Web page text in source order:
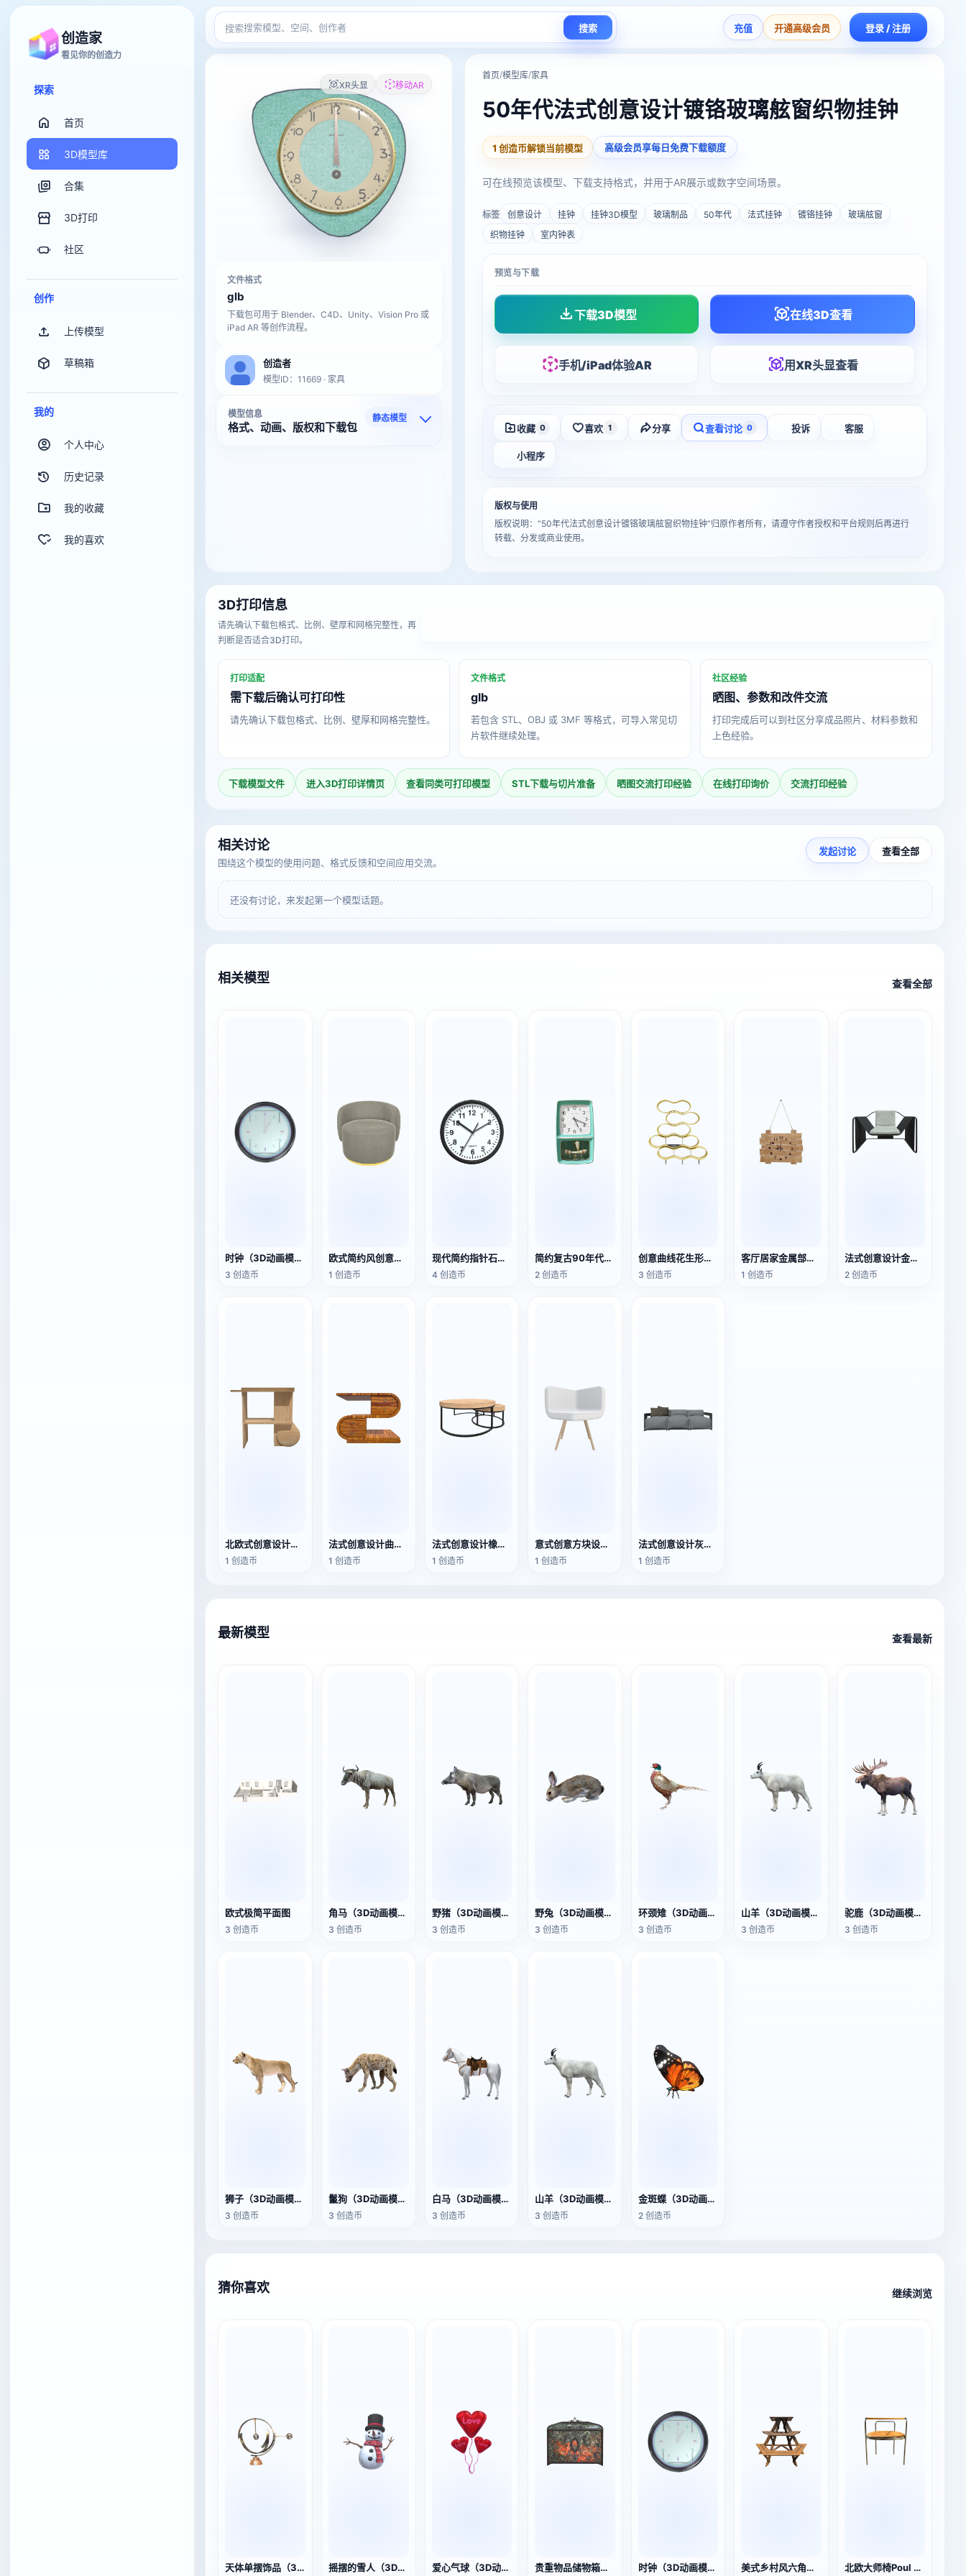
创造家
看见你的创造力
探索
首页
3D模型库
合集
3D打印
社区
创作
上传模型
草稿箱
我的
个人中心
历史记录
我的收藏
我的喜欢
搜索 搜索 充值 开通高级会员 登录 / 注册
XR头显 移动AR
文件格式
glb
下载包可用于 Blender、C4D、Unity、Vision Pro 或
iPad AR 等创作流程。
创造者
模型ID：11669 · 家具
模型信息
格式、动画、版权和下载包
静态模型
首页/模型库/家具
50年代法式创意设计镀铬玻璃舷窗织物挂钟
1 创造币解锁当前模型 高级会员享每日免费下载额度
可在线预览该模型、下载支持格式，并用于AR展示或数字空间场景。
标签 创意设计 挂钟 挂钟3D模型 玻璃制品 50年代 法式挂钟 镀铬挂钟
玻璃舷窗
织物挂钟
室内钟表
预览与下载
下载3D模型 在线3D查看
手机/iPad体验AR 用XR头显查看
收藏 0 喜欢 1 分享 查看讨论 0 投诉 客服
小程序
版权与使用
版权说明：“50年代法式创意设计镀铬玻璃舷窗织物挂钟”归原作者所有，请遵守作者授权和平台规则后再进行
转载、分发或商业使用。
3D打印信息
请先确认下载包格式、比例、壁厚和网格完整性，再
判断是否适合3D打印。
打印适配
需下载后确认可打印性
请先确认下载包格式、比例、壁厚和网格完整性。
文件格式
glb
若包含 STL、OBJ 或 3MF 等格式，可导入常见切
片软件继续处理。
社区经验
晒图、参数和改件交流
打印完成后可以到社区分享成品照片、材料参数和
上色经验。
下载模型文件 进入3D打印详情页 查看同类可打印模型 STL下载与切片准备 晒图交流打印经验 在线打印询价 交流打印经验
相关讨论
围绕这个模型的使用问题、格式反馈和空间应用交流。
发起讨论 查看全部
还没有讨论，来发起第一个模型话题。
相关模型 查看全部
时钟（3D动画模型）
3 创造币
欧式简约风创意设计皮艺圆凳
1 创造币
现代简约指针石英挂钟
4 创造币
简约复古90年代薄荷绿色塑料方形墙壁挂钟
2 创造币
创意曲线花生形状多层落地书架置物架实木架子
3 创造币
客厅居家金属部件全橡木实木挂墙式装饰挂钟摆设品装饰品
1 创造币
法式创意设计金属框架黑灰布艺休闲椅
2 创造币
北欧式创意设计双层橡木边桌
1 创造币
法式创意设计曲线设计胡桃木抽屉柜
1 创造币
法式创意设计橡木嵌套咖啡圆桌
1 创造币
意式创意方块设计灰白色真皮餐椅
1 创造币
法式创意设计灰色布艺三人座沙发
1 创造币
最新模型 查看最新
欧式极简平面图
3 创造币
角马（3D动画模型）
3 创造币
野猪（3D动画模型）
3 创造币
野兔（3D动画模型）
3 创造币
环颈雉（3D动画模型）
3 创造币
山羊（3D动画模型）
3 创造币
驼鹿（3D动画模型）
3 创造币
狮子（3D动画模型）
3 创造币
鬣狗（3D动画模型）
3 创造币
白马（3D动画模型）
3 创造币
山羊（3D动画模型）
3 创造币
金斑蝶（3D动画模型）
2 创造币
猜你喜欢 继续浏览
天体单摆饰品（3D动作模型） 摇摆的雪人（3D动作模型） 爱心气球（3D动作模型） 贵重物品储物箱（3D动作模型） 时钟（3D动画模型） 美式乡村风六角多层木质花架 3D模型 北欧大师椅Poul Kjærholm PK12 钢管扶手椅3D模型